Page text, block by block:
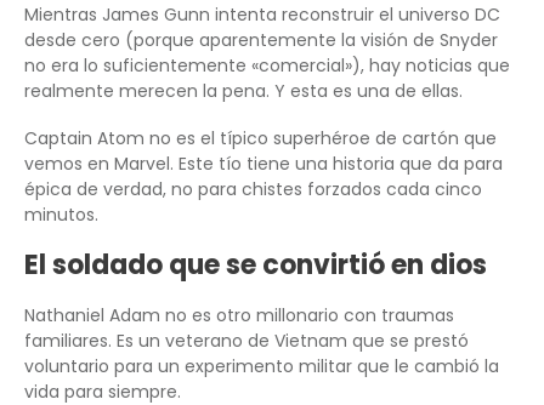
Mientras James Gunn intenta reconstruir el universo DC
desde cero (porque aparentemente la visión de Snyder
no era lo suficientemente «comercial»), hay noticias que
realmente merecen la pena. Y esta es una de ellas.
Captain Atom no es el típico superhéroe de cartón que
vemos en Marvel. Este tío tiene una historia que da para
épica de verdad, no para chistes forzados cada cinco
minutos.
El soldado que se convirtió en dios
Nathaniel Adam no es otro millonario con traumas
familiares. Es un veterano de Vietnam que se prestó
voluntario para un experimento militar que le cambió la
vida para siempre.